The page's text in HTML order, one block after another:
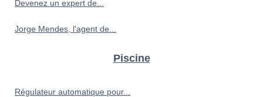
Devenez un expert de...
Jorge Mendes, l'agent de...
Piscine
Régulateur automatique pour...